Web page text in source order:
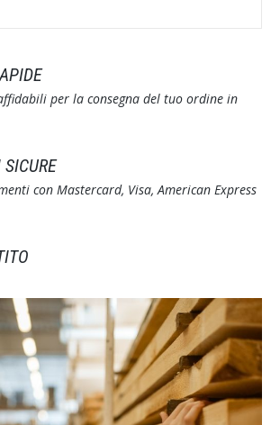
per la consegna del tuo ordine in
con Mastercard, Visa, American Express